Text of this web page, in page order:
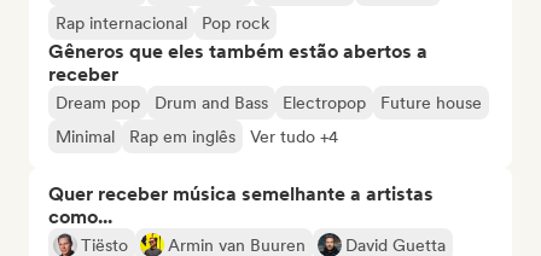
Rap internacional
Pop rock
Gêneros que eles também estão abertos a
receber
Dream pop Drum and Bass Electropop
Future house
Minimal
Rap em inglês Ver tudo +4
Quer receber música semelhante a artistas
como...
Tiësto Armin van Buuren
David Guetta